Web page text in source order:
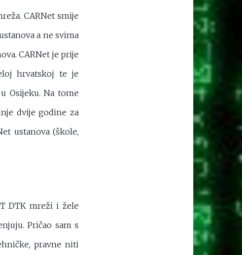
CARNet smije
a ne svima
CARNet je prije
hrvatskoj te je
Osijeku. Na tome
dvije godine za
ustanova (škole,
DTK mreži i žele
Pričao sam s
pravne niti